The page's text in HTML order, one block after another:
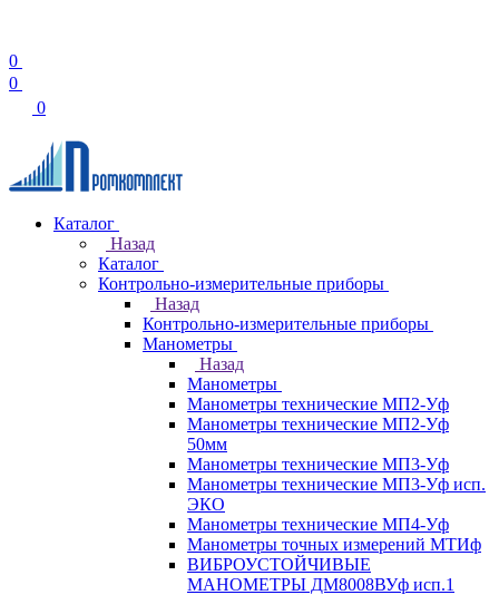
0
0
0
Каталог
Назад
Каталог
Контрольно-измерительные приборы
Назад
Контрольно-измерительные приборы
Манометры
Назад
Манометры
Манометры технические МП2-Уф
Манометры технические МП2-Уф
50мм
Манометры технические МП3-Уф
Манометры технические МП3-Уф исп.
ЭКО
Манометры технические МП4-Уф
Манометры точных измерений МТИф
ВИБРОУСТОЙЧИВЫЕ
МАНОМЕТРЫ ДМ8008ВУф исп.1